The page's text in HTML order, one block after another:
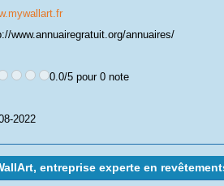
www.annuairegratuit.org/annuaires/
0.0/5 pour 0 note
2022
entreprise experte en